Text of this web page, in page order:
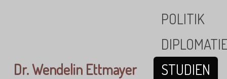
Dr. Wendelin Ettmayer
POLITIK
STUDIEN